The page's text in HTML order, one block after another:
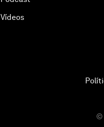
Vídeos
©